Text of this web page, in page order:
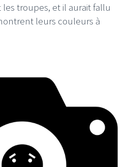
les troupes, et il aurait fallu
leurs couleurs à